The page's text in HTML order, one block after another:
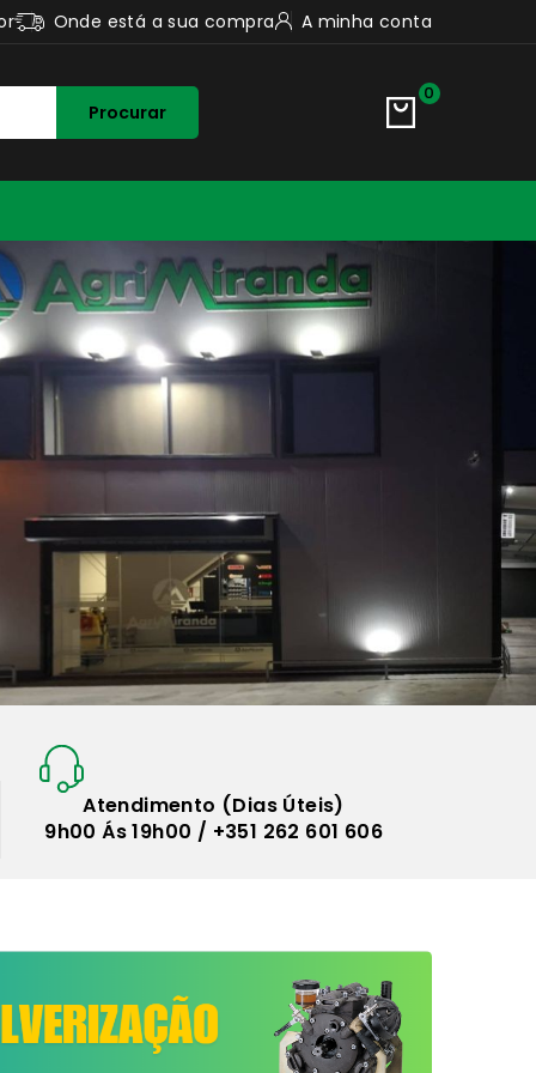
Onde está a sua compra A minha conta
Procurar
0
Atendimento (Dias Úteis)
9h00 Ás 19h00 / +351 262 601 606